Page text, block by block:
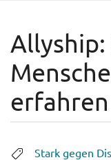
erfahren
Stark gegen